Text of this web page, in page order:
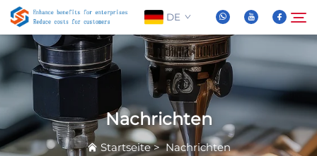
DE
Über Uns
Produkte
Suche
Nachrichten
Startseite>Nachrichten